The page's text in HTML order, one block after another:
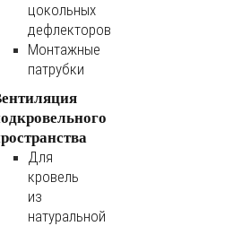
цокольных
дефлекторов
Монтажные
патрубки
Для
кровель
из
натуральной